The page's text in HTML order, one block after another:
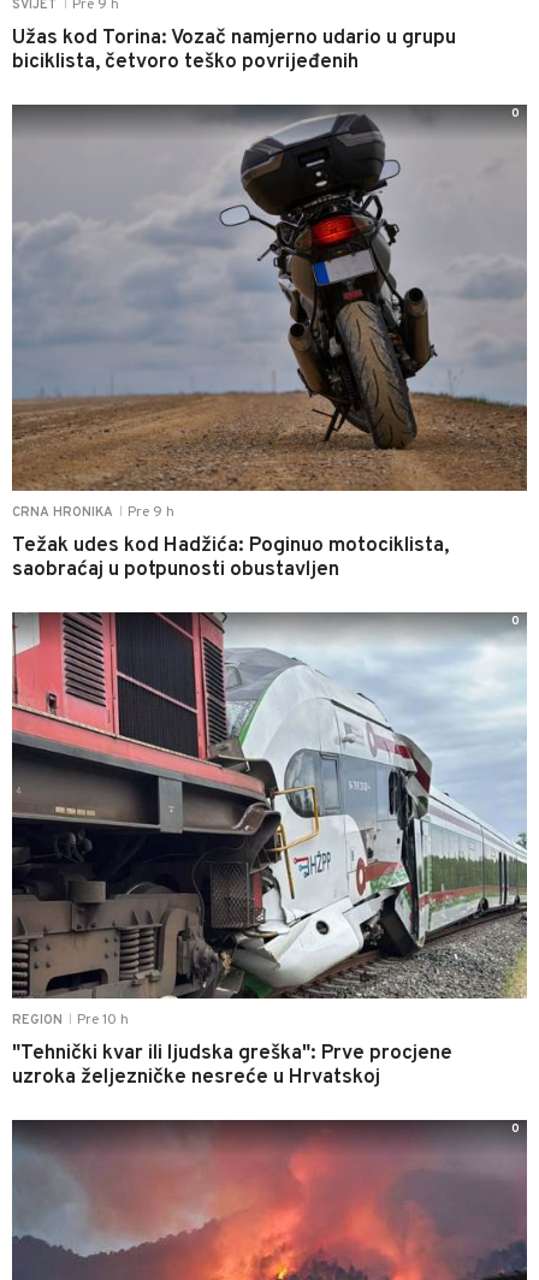
SVIJET Pre 9 h
Užas kod Torina: Vozač namjerno udario u grupu
biciklista, četvoro teško povrijeđenih
CRNA HRONIKA Pre 9 h
Težak udes kod Hadžića: Poginuo motociklista,
saobraćaj u potpunosti obustavljen
0
REGION Pre 10 h
"Tehnički kvar ili ljudska greška": Prve procjene
uzroka željezničke nesreće u Hrvatskoj
0
0